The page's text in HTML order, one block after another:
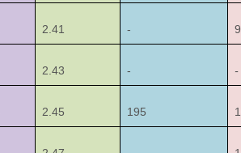
2.41 -
2.43 - -
2.45 195